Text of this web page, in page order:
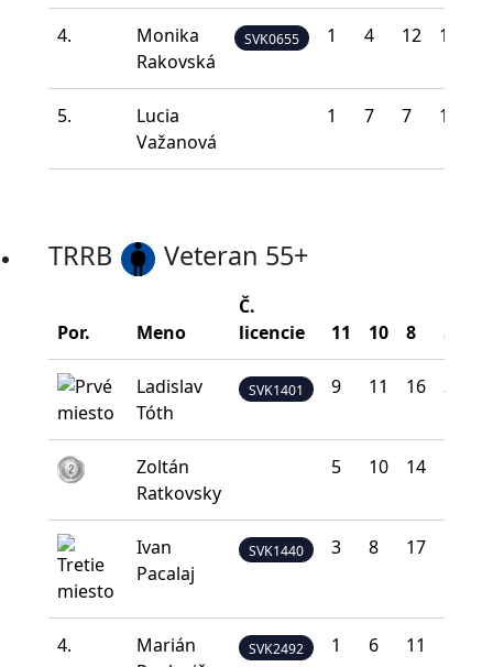
4.
Monika
Rakovská
SVK0655 1 4 12 17
5.
Lucia
Važanová
1 7 7 15
TRRB Veteran 55+
Por. Meno
Č.
licencie
11 10 8 5
Ladislav
Tóth
SVK1401 9 11 16 3
Zoltán
Ratkovsky
5 10 14
Ivan
Pacalaj
SVK1440 3 8 17
4.
Marián
SVK2492 1 6 11